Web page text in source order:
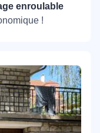
enroulable
!